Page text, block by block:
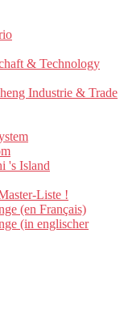
& Technology
Industrie & Trade
's Island
Liste !
(en Français)
(in englischer